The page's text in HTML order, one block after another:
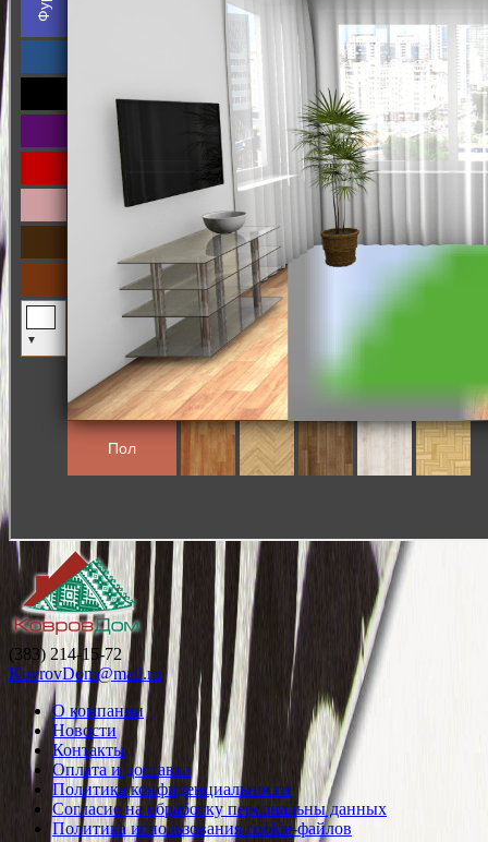
(383) 214-15-72
KovrovDom@mail.ru
О компании
Новости
Контакты
Оплата и доставка
Политика конфиденциальности
Согласие на обработку персональны данных
Политика использования cookie-файлов